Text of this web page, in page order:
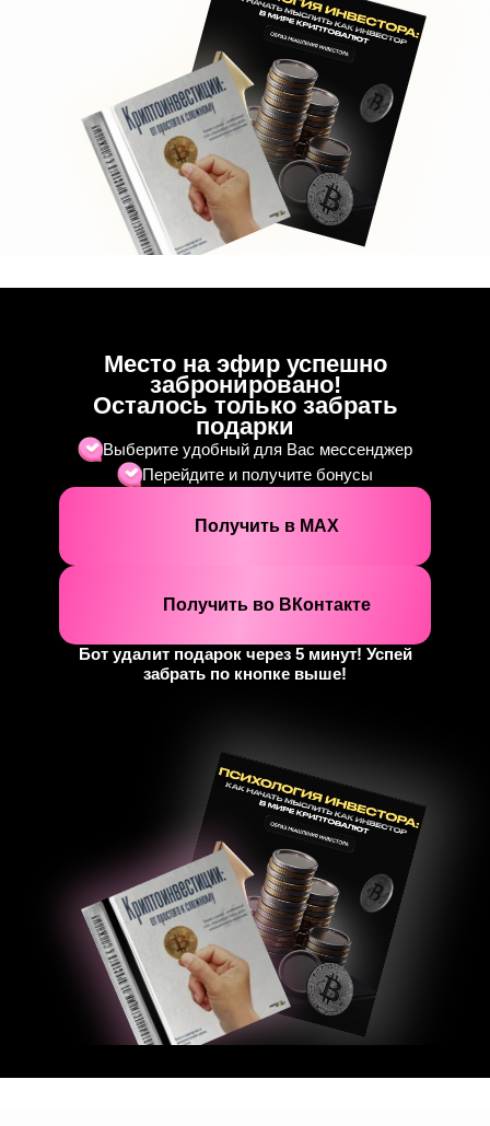
Место на эфир успешно
забронировано!
Осталось только забрать
подарки
Выберите удобный для Вас мессенджер
Перейдите и получите бонусы
Получить в МАХ
Получить во ВКонтакте
Бот удалит подарок через 5 минут! Успей
забрать по кнопке выше!